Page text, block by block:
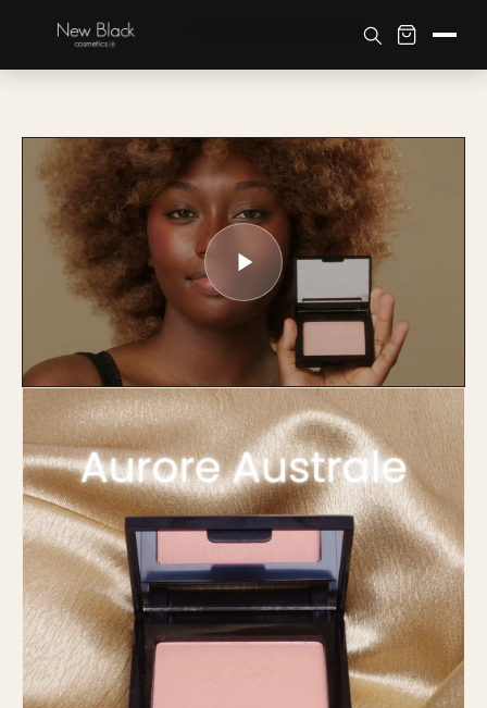
Accueil›Boutique›Tom de Pele ILUMINADOR NEW BLACK